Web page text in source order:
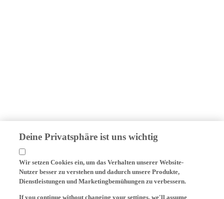
Deine Privatsphäre ist uns wichtig
Wir setzen Cookies ein, um das Verhalten unserer Website-
Nutzer besser zu verstehen und dadurch unsere Produkte,
Dienstleistungen und Marketingbemühungen zu verbessern.
If you continue without changing your settings, we'll assume